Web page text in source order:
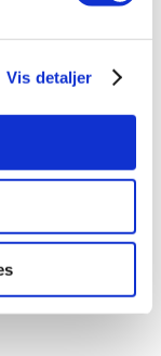
Vis detaljer
på
i
men
PBS
af kunden
for